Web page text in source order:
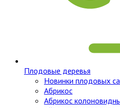
Плодовые деревья
Новинки плодовых
Абрикос
Абрикос